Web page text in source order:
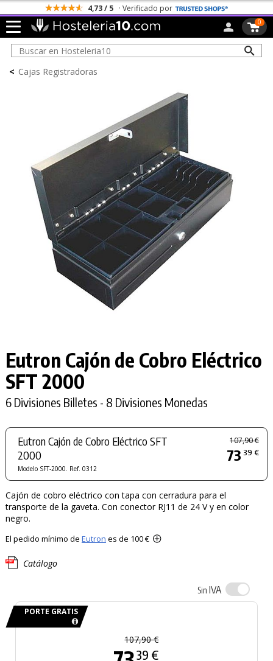
4,73 / 5 · Verificado por
0
< Cajas Registradoras
Eutron Cajón de Cobro Eléctrico
SFT 2000
6 Divisiones Billetes - 8 Divisiones Monedas
Eutron Cajón de Cobro Eléctrico SFT
2000
Modelo SFT-2000. Ref. 0312
107,90 €
73 39 €
Cajón de cobro eléctrico con tapa con cerradura para el
transporte de la gaveta. Con conector RJ11 de 24 V y en color
negro.
El pedido mínimo de Eutron es de 100 €
Catálogo
Sin IVA
PORTE GRATIS
107,90 €
39 €